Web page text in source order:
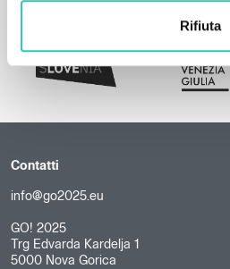
Rifiuta
Contatti
info@go2025.eu
GO! 2025
Trg Edvarda Kardelja 1
5000 Nova Gorica